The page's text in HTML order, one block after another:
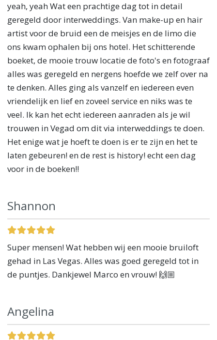
yeah, yeah Wat een prachtige dag tot in detail
geregeld door interweddings. Van make-up en hair
artist voor de bruid een de meisjes en de limo die
ons kwam ophalen bij ons hotel. Het schitterende
boeket, de mooie trouw locatie de foto's en fotograaf
alles was geregeld en nergens hoefde we zelf over na
te denken. Alles ging als vanzelf en iedereen even
vriendelijk en lief en zoveel service en niks was te
veel. Ik kan het echt iedereen aanraden als je wil
trouwen in Vegad om dit via interweddings te doen.
Het enige wat je hoeft te doen is er te zijn en het te
laten gebeuren! en de rest is history! echt een dag
voor in de boeken!!
Shannon
Super mensen! Wat hebben wij een mooie bruiloft
gehad in Las Vegas. Alles was goed geregeld tot in
de puntjes. Dankjewel Marco en vrouw! 🙌🏼
Angelina